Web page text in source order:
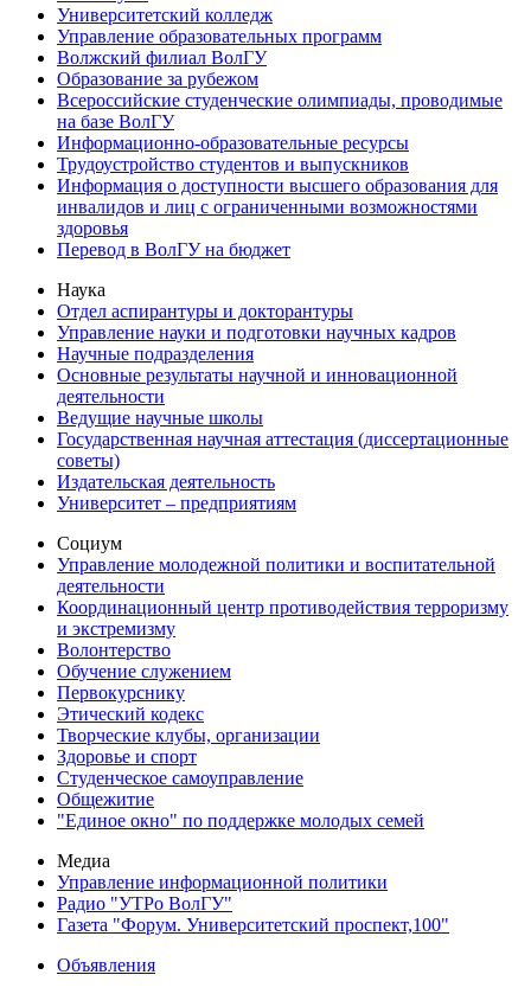
Университетский колледж
Управление образовательных программ
Волжский филиал ВолГУ
Образование за рубежом
Всероссийские студенческие олимпиады, проводимые
на базе ВолГУ
Информационно-образовательные ресурсы
Трудоустройство студентов и выпускников
Информация о доступности высшего образования для
инвалидов и лиц с ограниченными возможностями
здоровья
Перевод в ВолГУ на бюджет
Наука
Отдел аспирантуры и докторантуры
Управление науки и подготовки научных кадров
Научные подразделения
Основные результаты научной и инновационной
деятельности
Ведущие научные школы
Государственная научная аттестация (диссертационные
советы)
Издательская деятельность
Университет – предприятиям
Социум
Управление молодежной политики и воспитательной
деятельности
Координационный центр противодействия терроризму
и экстремизму
Волонтерство
Обучение служением
Первокурснику
Этический кодекс
Творческие клубы, организации
Здоровье и спорт
Студенческое самоуправление
Общежитие
"Единое окно" по поддержке молодых семей
Медиа
Управление информационной политики
Радио "УТРо ВолГУ"
Газета "Форум. Университетский проспект,100"
Объявления